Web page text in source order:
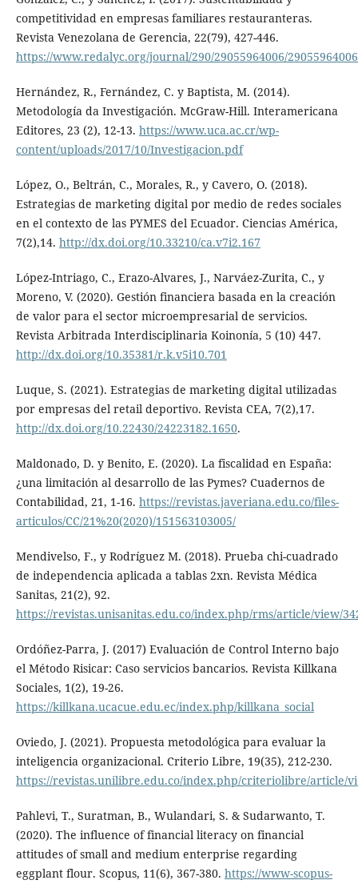
competitividad en empresas familiares restauranteras.
Revista Venezolana de Gerencia, 22(79), 427-446.
https://www.redalyc.org/journal/290/29055964006/
Hernández, R., Fernández, C. y Baptista, M. (2014).
Metodología da Investigación. McGraw-Hill. Interamericana
Editores, 23 (2), 12-13. https://www.uca.ac.cr/wp-
content/uploads/2017/10/Investigacion.pdf
López, O., Beltrán, C., Morales, R., y Cavero, O. (2018).
Estrategias de marketing digital por medio de redes sociales
en el contexto de las PYMES del Ecuador. Ciencias América,
7(2),14. http://dx.doi.org/10.33210/ca.v7i2.167
López-Intriago, C., Erazo-Alvares, J., Narváez-Zurita, C., y
Moreno, V. (2020). Gestión financiera basada en la creación
de valor para el sector microempresarial de servicios.
Revista Arbitrada Interdisciplinaria Koinonía, 5 (10) 447.
http://dx.doi.org/10.35381/r.k.v5i10.701
Luque, S. (2021). Estrategias de marketing digital utilizadas
por empresas del retail deportivo. Revista CEA, 7(2),17.
http://dx.doi.org/10.22430/24223182.1650.
Maldonado, D. y Benito, E. (2020). La fiscalidad en España:
¿una limitación al desarrollo de las Pymes? Cuadernos de
Contabilidad, 21, 1-16. https://revistas.javeriana.edu.co/files-
articulos/CC/21%20(2020)/151563103005/
Mendivelso, F., y Rodríguez M. (2018). Prueba chi-cuadrado
de independencia aplicada a tablas 2xn. Revista Médica
Sanitas, 21(2), 92.
https://revistas.unisanitas.edu.co/index.php/rms/article/view/
Ordóñez-Parra, J. (2017) Evaluación de Control Interno bajo
el Método Risicar: Caso servicios bancarios. Revista Killkana
Sociales, 1(2), 19-26.
https://killkana.ucacue.edu.ec/index.php/killkana_social
Oviedo, J. (2021). Propuesta metodológica para evaluar la
inteligencia organizacional. Criterio Libre, 19(35), 212-230.
https://revistas.unilibre.edu.co/index.php/criteriolibre/article/
Pahlevi, T., Suratman, B., Wulandari, S. & Sudarwanto, T.
(2020). The influence of financial literacy on financial
attitudes of small and medium enterprise regarding
eggplant flour. Scopus, 11(6), 367-380. https://www-scopus-